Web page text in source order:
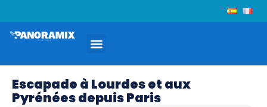
Escapade à Lourdes et aux
Pyrénées depuis Paris